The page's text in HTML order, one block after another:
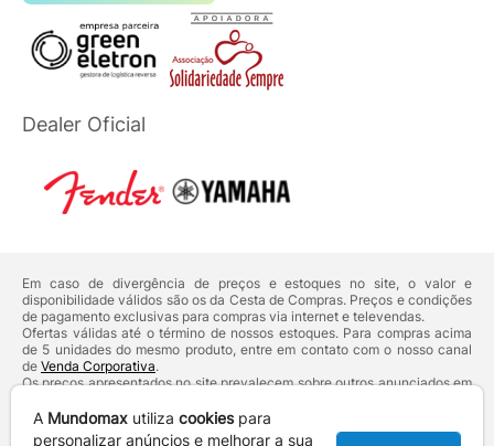
Dealer Oficial
Em caso de divergência de preços e estoques no site, o valor e
disponibilidade válidos são os da Cesta de Compras. Preços e condições
de pagamento exclusivas para compras via internet e televendas.
Ofertas válidas até o término de nossos estoques. Para compras acima
de 5 unidades do mesmo produto, entre em contato com o nosso canal
de Venda Corporativa.
Os preços apresentados no site prevalecem sobre outros anunciados em
Defesa do Consumidor:Lei nº 8.078.
Vendas sujeitas à confirmação de dados e análises de crédito e risco.
A Mundomax utiliza cookiespara
personalizar anúncios e melhorar a sua